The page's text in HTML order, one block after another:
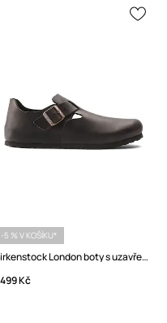
-5 % V KOŠÍKU*
Birkenstock London boty s uzavřenou špičkou dámské kožené
Kč